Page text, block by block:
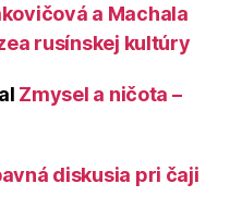
a Machala
rusínskej kultúry
Zmysel a ničota –
diskusia pri čaji